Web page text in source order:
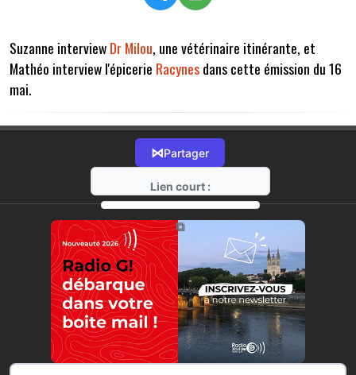
Suzanne interviewDr Milou, une vétérinaire itinérante, et
Mathéo interview l'épicerie Racynesdans cette émission du 16
mai.
⋈Partager
Lien court :
https://radio-g.fr?14762
⧉